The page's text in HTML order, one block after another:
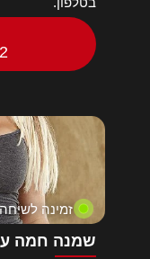
זמינה לשיחה
שמנה חמה